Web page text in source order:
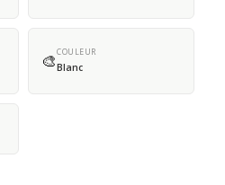
🎨COULEUR
Blanc